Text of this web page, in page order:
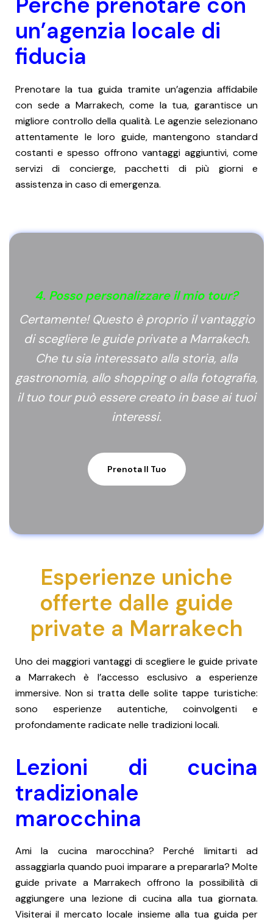
un’agenzia locale di
fiducia
Prenotare la tua guida tramite un’agenzia affidabile
con sede a Marrakech, come la tua, garantisce un
migliore controllo della qualità. Le agenzie selezionano
attentamente le loro guide, mantengono standard
costanti e spesso offrono vantaggi aggiuntivi, come
servizi di concierge, pacchetti di più giorni e
assistenza in caso di emergenza.
4. Posso personalizzare il mio tour?
Certamente! Questo è proprio il vantaggio
di scegliere le guide private a Marrakech.
Che tu sia interessato alla storia, alla
gastronomia, allo shopping o alla fotografia,
il tuo tour può essere creato in base ai tuoi
interessi.
Prenota Il Tuo
Esperienze uniche
offerte dalle guide
private a Marrakech
Uno dei maggiori vantaggi di scegliere le guide private
a Marrakech è l’accesso esclusivo a esperienze
immersive. Non si tratta delle solite tappe turistiche:
sono esperienze autentiche, coinvolgenti e
profondamente radicate nelle tradizioni locali.
Lezioni di cucina
tradizionale
marocchina
Ami la cucina marocchina? Perché limitarti ad
assaggiarla quando puoi imparare a prepararla? Molte
guide private a Marrakech offrono la possibilità di
aggiungere una lezione di cucina alla tua giornata.
Visiterai il mercato locale insieme alla tua guida per